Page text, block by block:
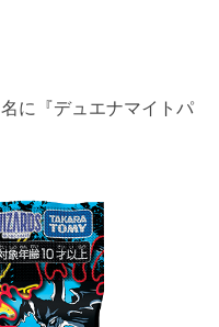
に『デュエナマイトパ